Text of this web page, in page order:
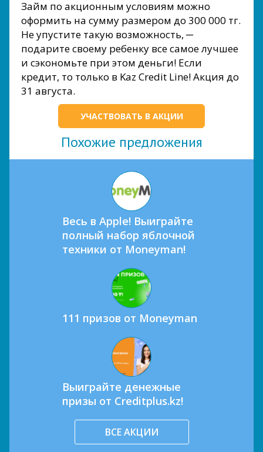
Займ по акционным условиям можно
оформить на сумму размером до 300 000 тг.
Не упустите такую возможность, ─
подарите своему ребенку все самое лучшее
и сэкономьте при этом деньги! Если
кредит, то только в Kaz Credit Line! Акция до
31 августа.
УЧАСТВОВАТЬ В АКЦИИ
Похожие предложения
Весь в Apple! Выиграйте
полный набор яблочной
техники от Moneyman!
111 призов от Moneyman
Выиграйте денежные
призы от Creditplus.kz!
ВСЕ АКЦИИ